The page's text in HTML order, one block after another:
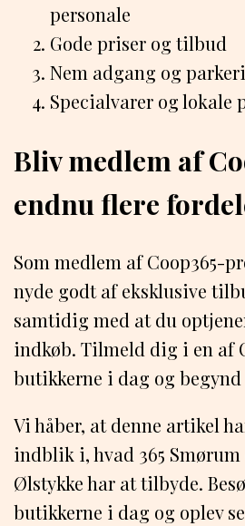
personale
Gode priser og tilbud
Nem adgang og
Specialvarer og lokale
Bliv medlem af
endnu flere
Som medlem af Coop365-
nyde godt af eksklusive
samtidig med at du
indkøb. Tilmeld dig i en af
butikkerne i dag og begynd
Vi håber, at denne artikel
indblik i, hvad 365 Smørum
Ølstykke har at tilbyde.
butikkerne i dag og oplev